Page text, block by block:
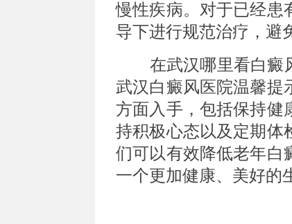
慢性疾病。对于已经患
导下进行规范治疗，避
在武汉哪里看白癜风
武汉白癜风医院温馨提
方面入手，包括保持健
持积极心态以及定期体
们可以有效降低老年白
一个更加健康、美好的